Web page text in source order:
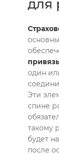
для
привязь
один
Эти
спине
такому
будет
после